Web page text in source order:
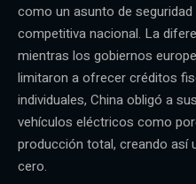
como un asunto de
competitiva nacional. La
mientras los gobiernos
limitaron a ofrecer créditos
individuales, China obligó a
vehículos eléctricos como
producción total, creando así
cero.